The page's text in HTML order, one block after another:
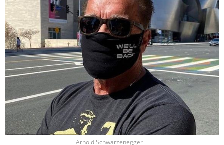
Arnold Schwarzenegger